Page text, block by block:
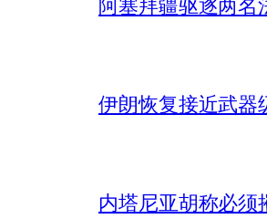
伊朗恢复接近武器
内塔尼亚胡称必